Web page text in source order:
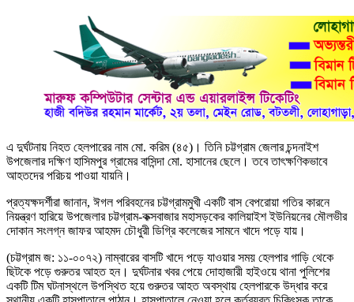
এ দুর্ঘটনায় নিহত হেলপারের নাম মো. করিম (৪৫)। তিনি চট্টগ্রাম জেলার চন্দনাইশ
উপজেলার দক্ষিণ হাসিমপুর গ্রামের বাসিন্দা মো. হাসানের ছেলে। তবে তাৎক্ষণিকভাবে
আহতদের পরিচয় পাওয়া যায়নি।
প্রত্যক্ষদর্শীরা জানান, ঈগল পরিবহনের চট্টগ্রামমুখী একটি বাস বেপরোয়া গতির কারনে
নিয়ন্ত্রণ হারিয়ে উপজেলার চট্টগ্রাম-কক্সবাজার মহাসড়কের কালিয়াইশ ইউনিয়নের মৌলভীর
দোকান সংলগ্ন জাফর আহমদ চৌধুরী ডিগ্রি কলেজের সামনে খাদে পড়ে যায়।
(চট্টগ্রাম জ: ১১-০০৭২) নাম্বারের বাসটি খাদে পড়ে যাওয়ার সময় হেলপার গাড়ি থেকে
ছিটকে পড়ে গুরুতর আহত হন। দুর্ঘটনার খবর পেয়ে দোহাজারী হাইওয়ে থানা পুলিশের
একটি টিম ঘটনাস্থলে উপস্থিত হয়ে গুরুতর আহত অবস্থায় হেলপারকে উদ্ধার করে